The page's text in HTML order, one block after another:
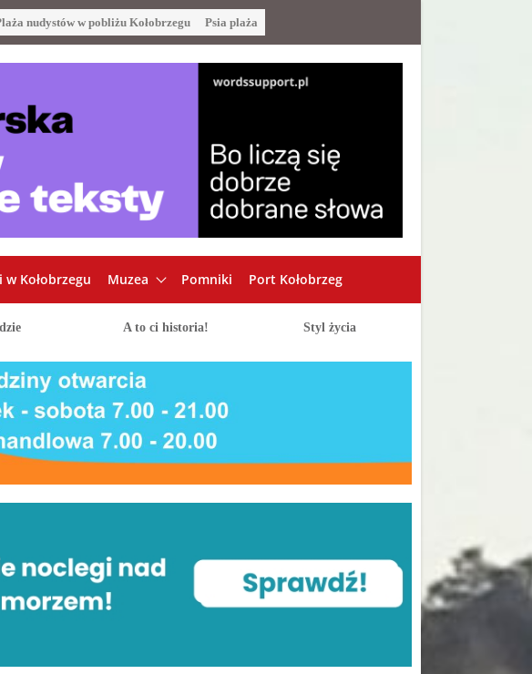
nudystów w pobliżu Kołobrzegu Psia plaża
Kołobrzegu Muzea Pomniki Port Kołobrzeg
A to ci historia! Styl życia